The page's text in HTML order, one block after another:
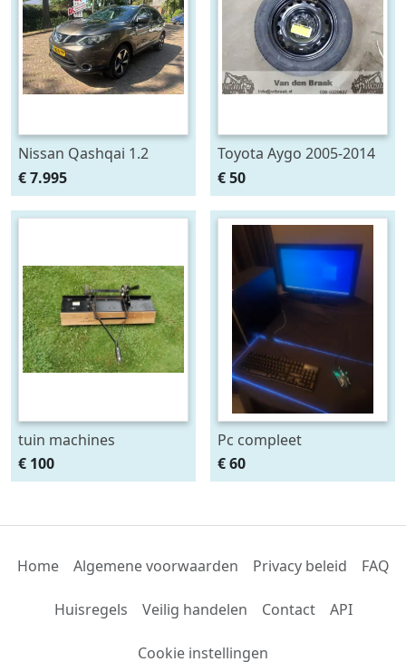
Nissan Qashqai 1.2
Premier Edition. Wij zijn
altijd de goedkoopste
met de beste Vakgarage
€ 7.995
Toyota Aygo 2005-2014
Reservewiel 14 inch
€ 50
tuin machines
€ 100
Pc compleet
€ 60
Home Algemene voorwaarden Privacy beleid FAQ
Huisregels Veilig handelen Contact API
Cookie instellingen